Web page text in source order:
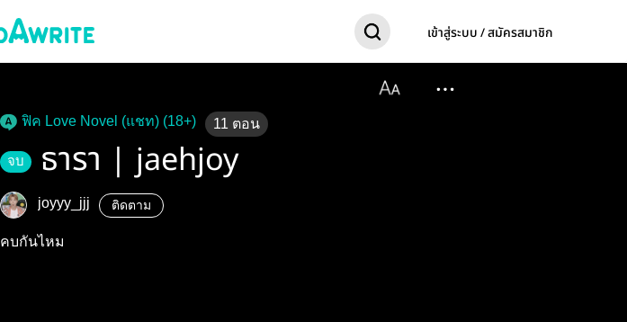
เข้าสู่ระบบ / สมัครสมาชิก
ฟิค Love Novel (แชท) (18+) 11 ตอน
จบ ธารา | jaehjoy
joyyy_jjj ติดตาม
คบกันไหม